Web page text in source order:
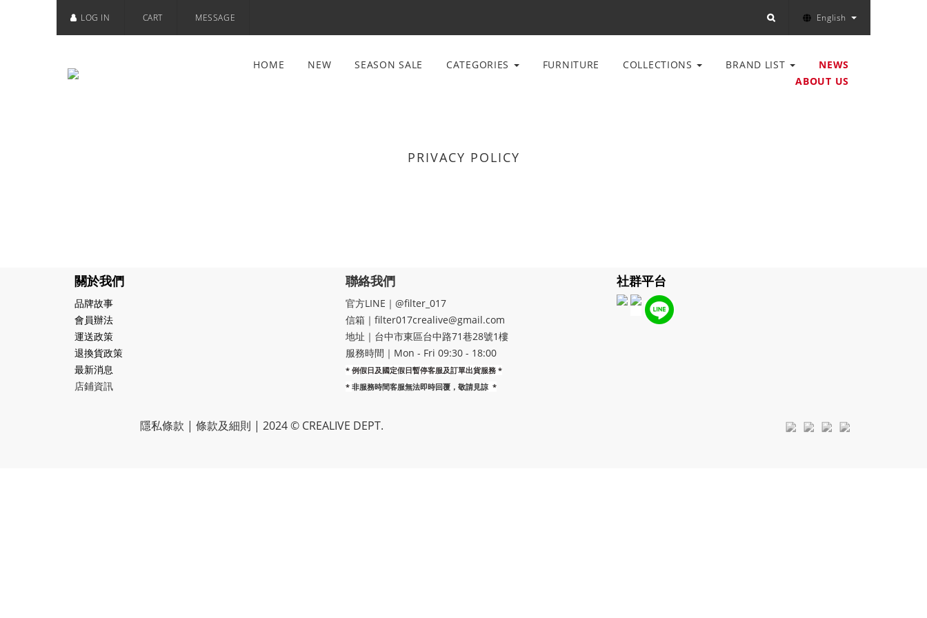
LOG IN CART MESSAGE English
HOME NEW SEASON SALE CATEGORIES FURNITURE COLLECTIONS BRAND LIST
NEWS
ABOUT US
PRIVACY POLICY
關於我們
品牌故事
會員辦法
運送政策
退換貨政策
最新消息
店鋪資訊
聯絡我們
官方LINE｜@filter_017
信箱｜filter017crealive@gmail.com
地址｜​台中市東區台中路71巷28號1樓
服務時間｜Mon - Fri 09:30 - 18:00
* 例假日及國定假日暫停客服及訂單出貨服務 *
* 非服務時間客服無法即時回覆，敬請見諒 *
社群平台
隱私條款 | 條款及細則 | 2024 © CREALIVE DEPT.